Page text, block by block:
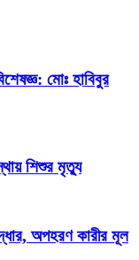
মোঃ হাবিবুর
শিশুর মৃত্যু
অপহরণ কারীর মূল